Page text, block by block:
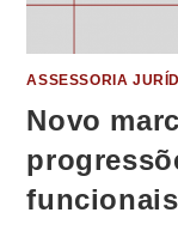
ASSESSORIA
Novo
funcionais